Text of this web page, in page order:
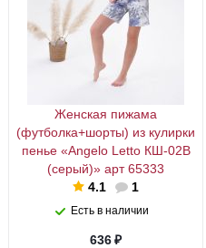
Женская пижама
(футболка+шорты) из кулирки
пенье «Angelo Letto КШ-02В
(серый)» арт 65333
4.1
1
Есть в наличии
636₽